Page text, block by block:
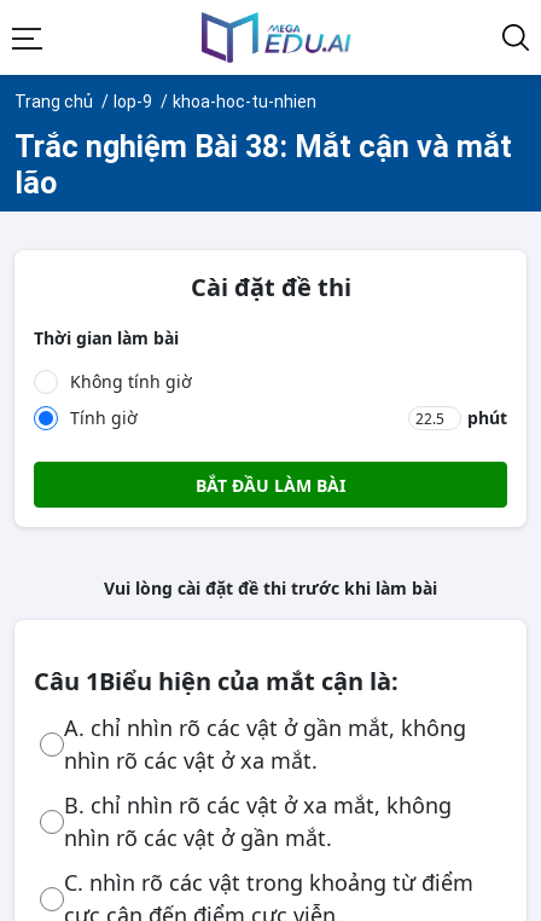
Trang chủ lop-9 khoa-hoc-tu-nhien
Trắc nghiệm Bài 38: Mắt cận và mắt
lão
Cài đặt đề thi
Thời gian làm bài
Không tính giờ
Tính giờ
phút
BẮT ĐẦU LÀM BÀI
Vui lòng cài đặt đề thi trước khi làm bài
Câu 1Biểu hiện của mắt cận là:
A. chỉ nhìn rõ các vật ở gần mắt, không
nhìn rõ các vật ở xa mắt.
B. chỉ nhìn rõ các vật ở xa mắt, không
nhìn rõ các vật ở gần mắt.
C. nhìn rõ các vật trong khoảng từ điểm
cực cận đến điểm cực viễn.